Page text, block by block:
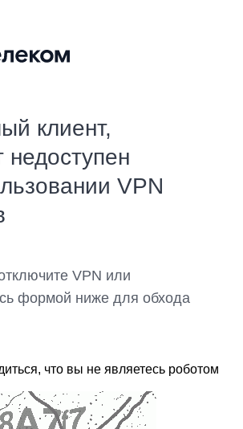
клиент,
недоступен
VPN
VPN или
формой ниже для обхода
что вы не являетесь роботом